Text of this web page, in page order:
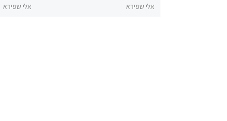
אלי שפירא אלי שפירא